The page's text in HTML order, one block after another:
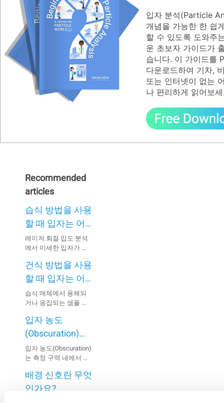
입자 분석(Particle
개념을 가능한 한 쉽
할 수 있도록 도와주
운 초보자 가이드가
습니다. 이 가이드를
다운로드하여 기차,
또는 인터넷이 없는
나 편리하게 읽어보
Recommended
articles
습식 방법을 사용
할 때 입자는 어
떻게 분산되나
요?
레이저 회절 입도 분석
에서 미세한 입자가 현
부정확한 결과가 발생
할 수 있습니다. 따라서
측정 전에 샘플을 완전
히 분산시키는 것이 중
요합니다.
건식 방법을 사용
할 때 입자는 어
떻게 분산되나
요?
습식 매체에서 용해되
거나 응집되는 샘플 또
플은 일반적으로 건식
방법을 사용하여 분석
할 수 있습니다.
입자 농도
(Obscuration)란
무엇인가요?
입자 농도(Obscuration)
는 측정 구역 내에서 입
수된 빛의 비율을 의미
합니다.
배경 신호란 무엇
인가요?